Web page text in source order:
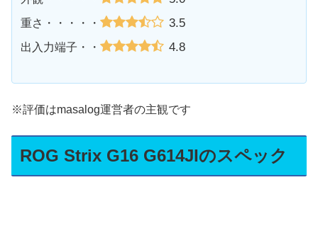
重さ・・・・・ 3.5
出入力端子・・ 4.8
※評価はmasalog運営者の主観です
ROG Strix G16 G614JIのスペック